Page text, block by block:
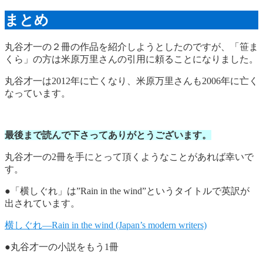
まとめ
丸谷才一の２冊の作品を紹介しようとしたのですが、「笹ま
くら」の方は米原万里さんの引用に頼ることになりました。
丸谷才一は2012年に亡くなり、米原万里さんも2006年に亡く
なっています。
最後まで読んで下さってありがとうございます。
丸谷才一の2冊を手にとって頂くようなことがあれば幸いで
す。
●「横しぐれ」は”Rain in the wind”というタイトルで英訳が
出されています。
横しぐれ―Rain in the wind (Japan’s modern writers)
●丸谷才一の小説をもう1冊